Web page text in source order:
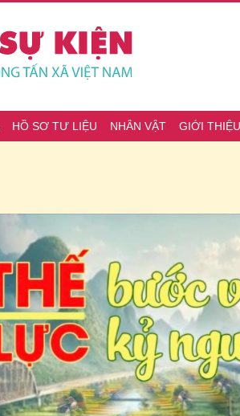
HỒ SƠ TƯ LIỆU NHÂN VẬT GIỚI THIỆU